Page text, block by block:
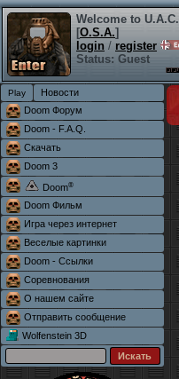
Welcome to U.A.C.
[O.S.A.]
login / register
Status: Guest
Новости
Doom Форум
Doom - F.A.Q.
Скачать
Doom 3
Doom®
Doom Фильм
Игра через интернет
Веселые картинки
Doom - Ссылки
Соревнования
О нашем сайте
Отправить сообщение
Wolfenstein 3D